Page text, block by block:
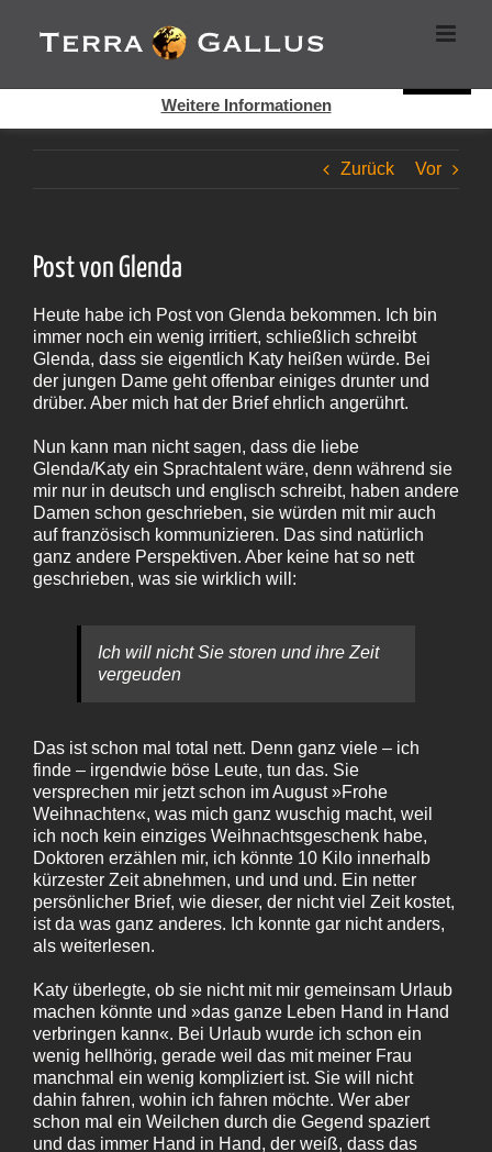
Inhalt
springen
Zurück Vor
Post von Glenda
Heute habe ich Post von Glenda bekommen. Ich bin
immer noch ein wenig irritiert, schließlich schreibt
Glenda, dass sie eigentlich Katy heißen würde. Bei
der jungen Dame geht offenbar einiges drunter und
drüber. Aber mich hat der Brief ehrlich angerührt.
Nun kann man nicht sagen, dass die liebe
Glenda/Katy ein Sprachtalent wäre, denn während sie
mir nur in deutsch und englisch schreibt, haben andere
Damen schon geschrieben, sie würden mit mir auch
auf französisch kommunizieren. Das sind natürlich
ganz andere Perspektiven. Aber keine hat so nett
geschrieben, was sie wirklich will:
Ich will nicht Sie storen und ihre Zeit
vergeuden
Das ist schon mal total nett. Denn ganz viele – ich
finde – irgendwie böse Leute, tun das. Sie
versprechen mir jetzt schon im August »Frohe
Weihnachten«, was mich ganz wuschig macht, weil
ich noch kein einziges Weihnachtsgeschenk habe,
Doktoren erzählen mir, ich könnte 10 Kilo innerhalb
kürzester Zeit abnehmen, und und und. Ein netter
persönlicher Brief, wie dieser, der nicht viel Zeit kostet,
ist da was ganz anderes. Ich konnte gar nicht anders,
als weiterlesen.
Katy überlegte, ob sie nicht mit mir gemeinsam Urlaub
machen könnte und »das ganze Leben Hand in Hand
verbringen kann«. Bei Urlaub wurde ich schon ein
wenig hellhörig, gerade weil das mit meiner Frau
manchmal ein wenig kompliziert ist. Sie will nicht
dahin fahren, wohin ich fahren möchte. Wer aber
schon mal ein Weilchen durch die Gegend spaziert
und das immer Hand in Hand, der weiß, dass das
Cookies helfen auf auf dieser Seite bei der Bereitstellung der
Dienste. Durch die Nutzung dieser Webseite erklären Sie sich
Weitere Informationen